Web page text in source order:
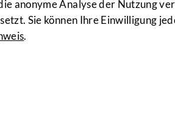
anonyme Analyse der Nutzung
Sie können Ihre Einwilligung
.